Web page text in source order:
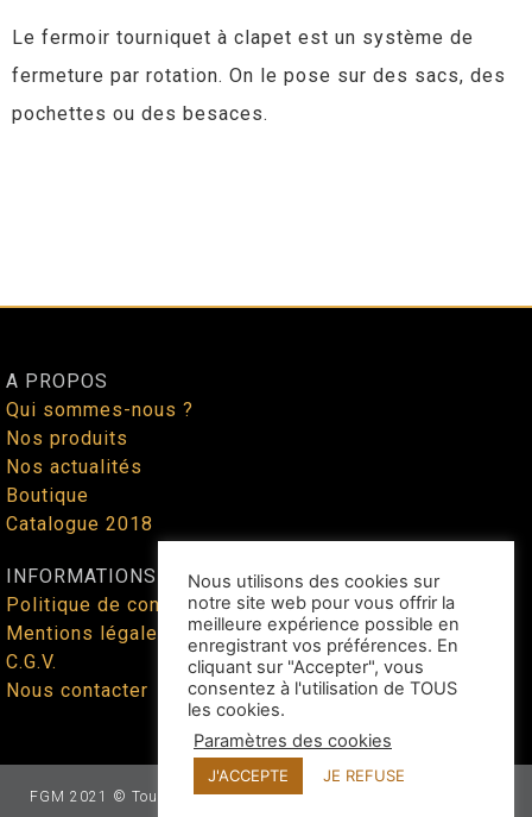
Le fermoir tourniquet à clapet est un système de
fermeture par rotation. On le pose sur des sacs, des
pochettes ou des besaces.
A PROPOS
Qui sommes-nous ?
Nos produits
Nos actualités
Boutique
Catalogue 2018
INFORMATIONS
Politique de confidentialité
Mentions légales
C.G.V.
Nous contacter
FGM 2021 © Tous droits réservés - Site web façonné par
Nous utilisons des cookies sur
notre site web pour vous offrir la
meilleure expérience possible en
enregistrant vos préférences. En
cliquant sur "Accepter", vous
consentez à l'utilisation de TOUS
les cookies.
Paramètres des cookies
J'ACCEPTE JE REFUSE